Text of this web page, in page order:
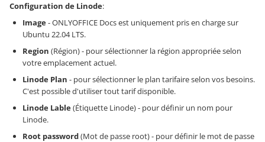
Configuration de Linode:
Image- ONLYOFFICE Docs est uniquement pris en charge sur
Ubuntu 22.04 LTS.
Region (Région) - pour sélectionner la région appropriée selon
votre emplacement actuel.
Linode Plan - pour sélectionner le plan tarifaire selon vos besoins.
C'est possible d'utiliser tout tarif disponible.
Linode Lable(Étiquette Linode) - pour définir un nom pour
Linode.
Root password(Mot de passe root) - pour définir le mot de passe